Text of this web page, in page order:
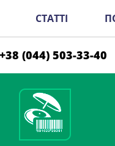
СТАТТІ
+38 (044) 503-33-40